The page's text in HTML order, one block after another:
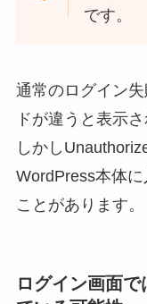
です。
通常のログイン
ドが違うと表示さ
しかし
WordPress本体
ことがあります。
ログイン画面